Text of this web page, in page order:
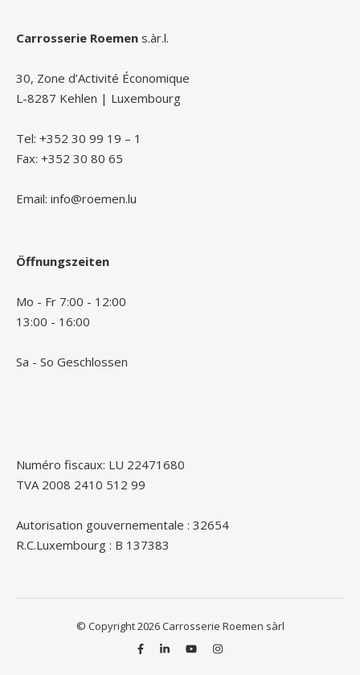
Carrosserie Roemen s.àr.l.
30, Zone d’Activité Économique
L-8287 Kehlen | Luxembourg
Tel: +352 30 99 19 – 1
Fax: +352 30 80 65
Email: info@roemen.lu
Öffnungszeiten
Mo - Fr 7:00 - 12:00
13:00 - 16:00
Sa - So Geschlossen
Numéro fiscaux: LU 22471680
TVA 2008 2410 512 99
Autorisation gouvernementale : 32654
R.C.Luxembourg : B 137383
© Copyright 2026 Carrosserie Roemen sàrl